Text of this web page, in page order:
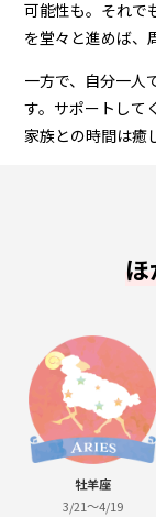
可能性も。それで
を堂々と進めば、
一方で、自分一人
す。サポートして
家族との時間は癒
牡羊座
3/21～4/19